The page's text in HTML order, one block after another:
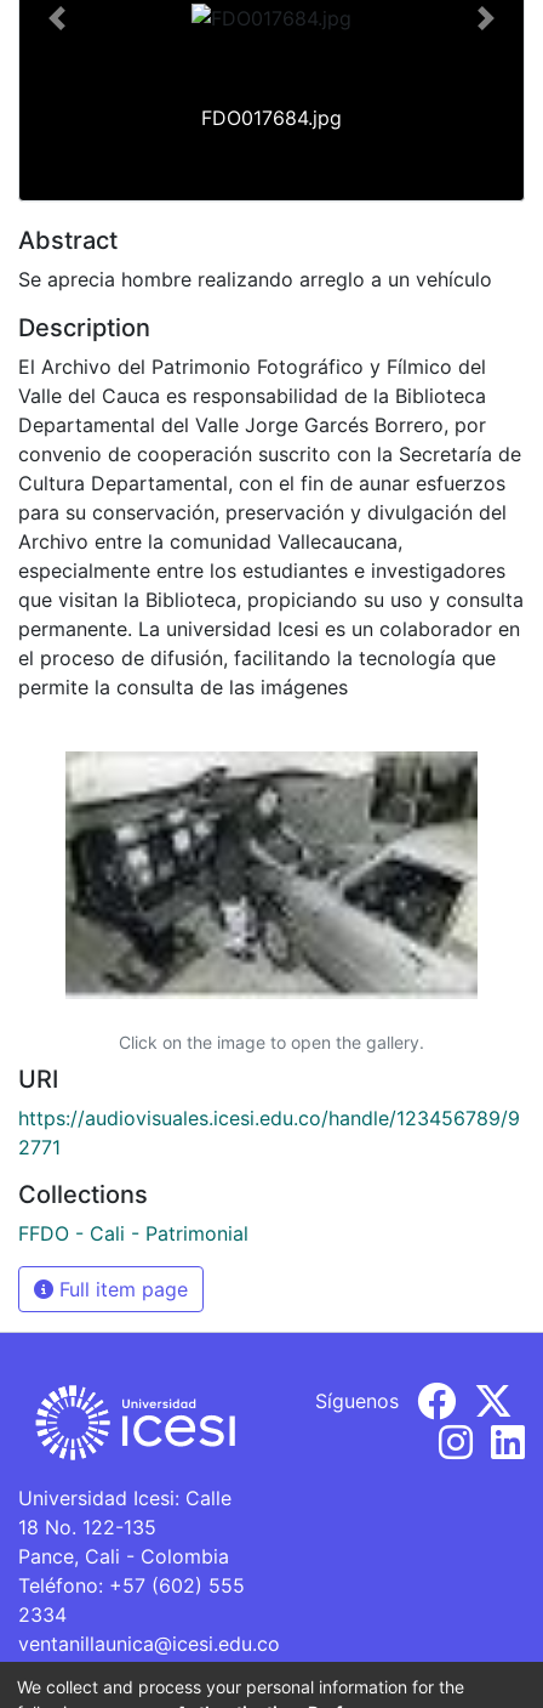
FDO017684.jpg
Previous Next
Abstract
Se aprecia hombre realizando arreglo a un vehículo
Description
El Archivo del Patrimonio Fotográfico y Fílmico del
Valle del Cauca es responsabilidad de la Biblioteca
Departamental del Valle Jorge Garcés Borrero, por
convenio de cooperación suscrito con la Secretaría de
Cultura Departamental, con el fin de aunar esfuerzos
para su conservación, preservación y divulgación del
Archivo entre la comunidad Vallecaucana,
especialmente entre los estudiantes e investigadores
que visitan la Biblioteca, propiciando su uso y consulta
permanente. La universidad Icesi es un colaborador en
el proceso de difusión, facilitando la tecnología que
permite la consulta de las imágenes
Click on the image to open the gallery.
URI
https://audiovisuales.icesi.edu.co/handle/123456789/9
2771
Collections
FFDO - Cali - Patrimonial
Full item page
Universidad Icesi: Calle
18 No. 122-135
Pance, Cali - Colombia
Teléfono: +57 (602) 555
2334
ventanillaunica@icesi.edu.co
Síguenos
La Universidad Icesi es una Institución de Educación
We collect and process your personal information for the